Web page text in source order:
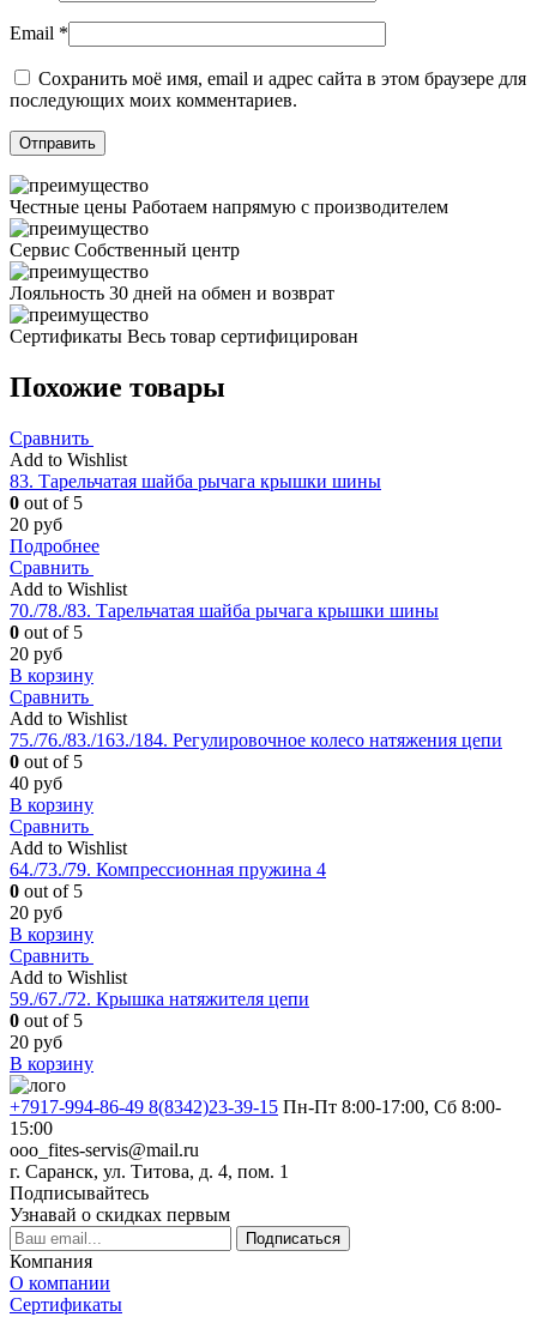
Email *
Сохранить моё имя, email и адрес сайта в этом браузере для
последующих моих комментариев.
Честные цены Работаем напрямую с производителем
Сервис Собственный центр
Лояльность 30 дней на обмен и возврат
Сертификаты Весь товар сертифицирован
Похожие товары
Сравнить
Add to Wishlist
83. Тарельчатая шайба рычага крышки шины
0 out of 5
20 руб
Подробнее
Сравнить
Add to Wishlist
70./78./83. Тарельчатая шайба рычага крышки шины
0 out of 5
20 руб
В корзину
Сравнить
Add to Wishlist
75./76./83./163./184. Регулировочное колесо натяжения цепи
0 out of 5
40 руб
В корзину
Сравнить
Add to Wishlist
64./73./79. Компрессионная пружина 4
0 out of 5
20 руб
В корзину
Сравнить
Add to Wishlist
59./67./72. Крышка натяжителя цепи
0 out of 5
20 руб
В корзину
+7917-994-86-49 8(8342)23-39-15 Пн-Пт 8:00-17:00, Сб 8:00-
15:00
ooo_fites-servis@mail.ru
г. Саранск, ул. Титова, д. 4, пом. 1
Подписывайтесь
Узнавай о скидках первым
Подписаться
Компания
О компании
Сертификаты